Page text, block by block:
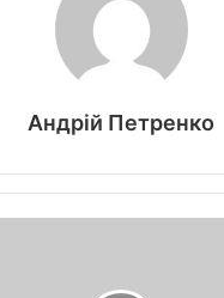
Андрій Петренко